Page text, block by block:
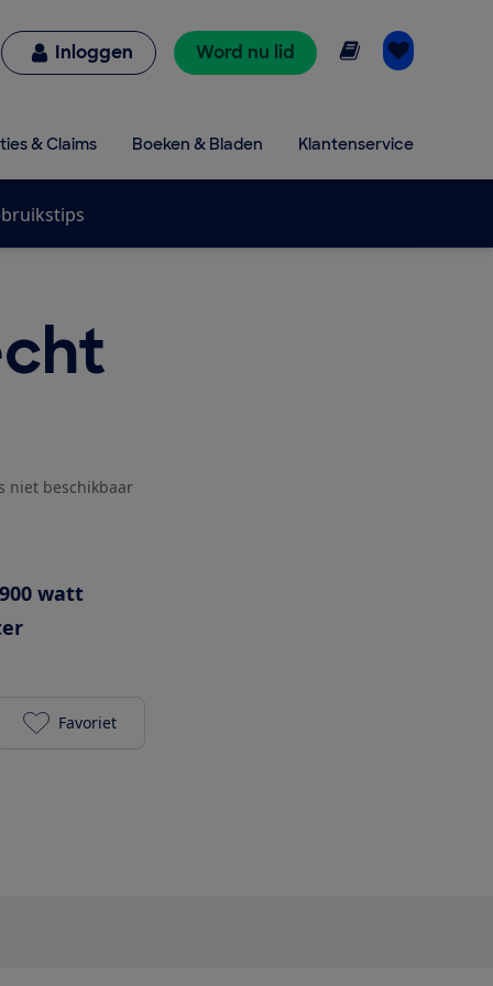
Inloggen Word nu lid Online lezen
& Claims Boeken & Bladen Klantenservice
niet beschikbaar
900 watt
Bauknecht EMPK7 6645 PT toevoegen aan je
Favoriet